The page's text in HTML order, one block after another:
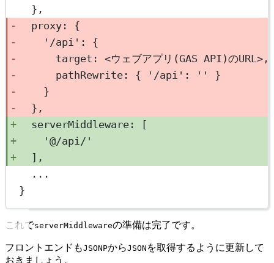
},
proxy: {
'/api' : {
target: <ウェブアプリ (GAS API )のURL> ,
pathRewrite: {
'/api' : ''
}
}
},
serverMiddleware: [
'@/api/'
],
...
}
これでserverMiddlewareの準備は完了です。
フロントエンドもJSONPからJSON を取得するように更新して
おきましょう。